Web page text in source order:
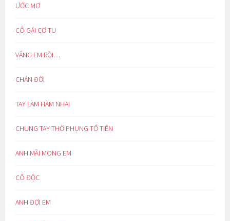
ƯỚC MƠ
CÔ GÁI CƠ TU
VẮNG EM RỒI…
CHÁN ĐỜI
TAY LÀM HÀM NHAI
CHUNG TAY THỜ PHỤNG TỔ TIÊN
ANH MÃI MONG EM
CÔ ĐỘC
ANH ĐỢI EM